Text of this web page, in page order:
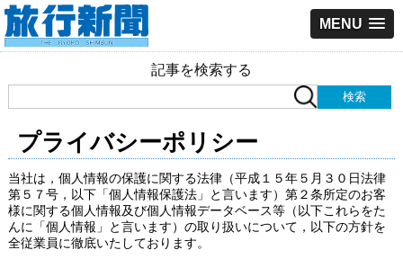
MENU
記事を検索する
プライバシーポリシー
当社は，個人情報の保護に関する法律（平成１５年５月３０日法律
第５７号，以下「個人情報保護法」と言います）第２条所定のお客
様に関する個人情報及び個人情報データベース等（以下これらをた
んに「個人情報」と言います）の取り扱いについて，以下の方針を
全従業員に徹底いたしております。